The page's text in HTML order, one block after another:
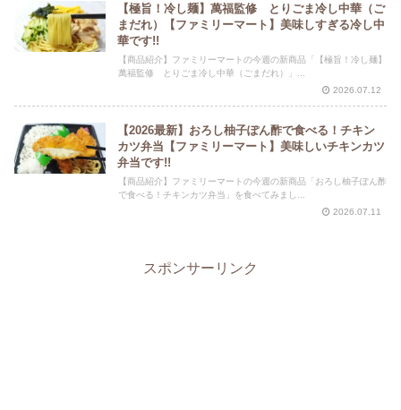
【極旨！冷し麺】萬福監修 とりごま冷し中華（ご
まだれ）【ファミリーマート】美味しすぎる冷し中
華です!!
【商品紹介】ファミリーマートの今週の新商品「【極旨！冷し麺】
萬福監修 とりごま冷し中華（ごまだれ）」...
2026.07.12
【2026最新】おろし柚子ぽん酢で食べる！チキン
カツ弁当【ファミリーマート】美味しいチキンカツ
弁当です!!
【商品紹介】ファミリーマートの今週の新商品「おろし柚子ぽん酢
で食べる！チキンカツ弁当」を食べてみまし...
2026.07.11
スポンサーリンク